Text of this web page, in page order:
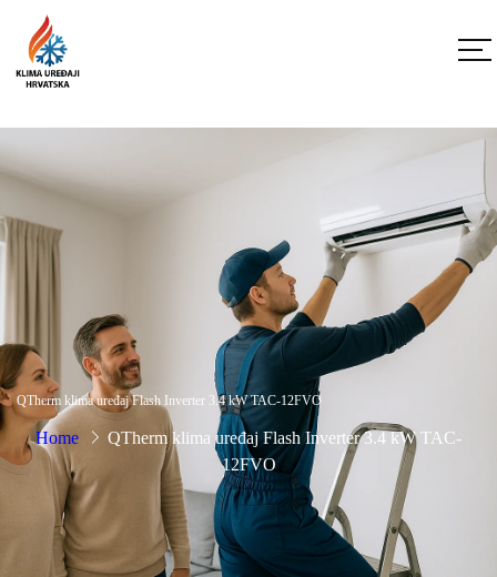
QTherm klima uređaj Flash Inverter 3.4 kW TAC-12FVO
Home
QTherm klima uređaj Flash Inverter 3.4 kW TAC-
12FVO